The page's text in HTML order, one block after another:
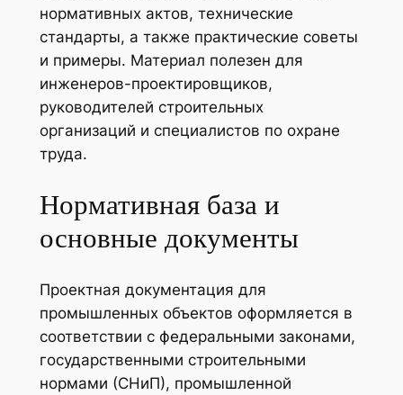
нормативных актов, технические
стандарты, а также практические советы
и примеры. Материал полезен для
инженеров-проектировщиков,
руководителей строительных
организаций и специалистов по охране
труда.
Нормативная база и
основные документы
Проектная документация для
промышленных объектов оформляется в
соответствии с федеральными законами,
государственными строительными
нормами (СНиП), промышленной